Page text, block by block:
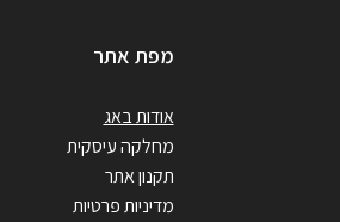
מפת אתר
אודות באג
מחלקה עיסקית
תקנון אתר
מדיניות פרטיות